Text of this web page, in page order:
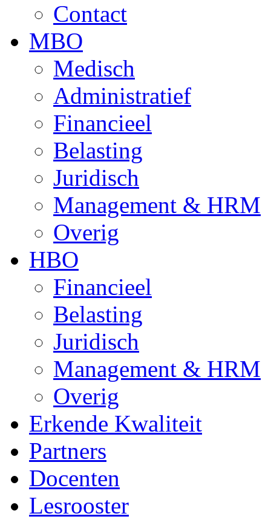
Contact
MBO
Medisch
Administratief
Financieel
Belasting
Juridisch
Management & HRM
Overig
HBO
Financieel
Belasting
Juridisch
Management & HRM
Overig
Erkende Kwaliteit
Partners
Docenten
Lesrooster